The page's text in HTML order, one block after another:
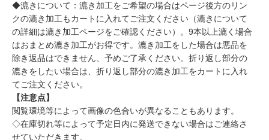
◆漉きについて：漉き加工をご希望の場合はページ後方のリン
クの漉き加工もカートに入れてご注文ください（漉きについて
の詳細は漉き加工ページをご確認ください）。9本以上漉く場合
はおまとめ漉き加工がお得です。漉き加工をした場合は悪品を
除き返品はできません、予めご了承ください。折り返し部分の
漉きをしたい場合は、折り返し部分の漉き加工をカートに入れ
てご注文ください。
【注意点】
閲覧環境等によって画像の色合いが異なることもあります。
◇在庫切れ等によって予定日内に発送できない場合はご連絡さ
せていただきます。